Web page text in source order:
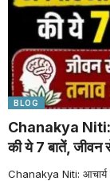
BLOG
Chanakya Niti:
की ये 7 बातें, जीवन
Chanakya Niti: आचार्य